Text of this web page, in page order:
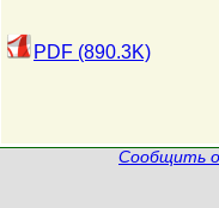
PDF (890.3K)
Сообщить о